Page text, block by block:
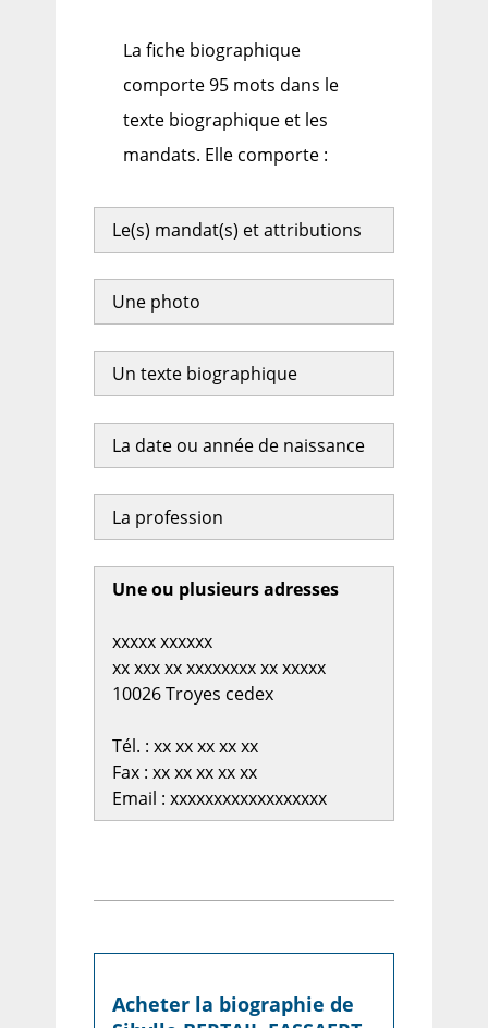
La fiche biographique
comporte 95 mots dans le
texte biographique et les
mandats. Elle comporte :
Le(s) mandat(s) et attributions
Une photo
Un texte biographique
La date ou année de naissance
La profession
Une ou plusieurs adresses
xxxxx xxxxxx
xx xxx xx xxxxxxxx xx xxxxx
10026 Troyes cedex
Tél. : xx xx xx xx xx
Fax : xx xx xx xx xx
Email : xxxxxxxxxxxxxxxxxx
Acheter la biographie de